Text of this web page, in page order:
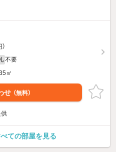
不要
㎡
せ （無料）
ての部屋を見る